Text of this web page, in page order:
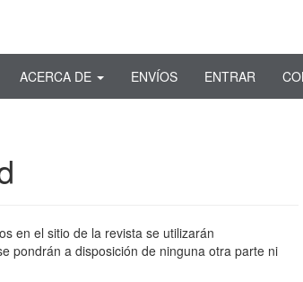
ACERCA DE ENVÍOS ENTRAR
en el sitio de la revista se utilizarán
pondrán a disposición de ninguna otra parte ni